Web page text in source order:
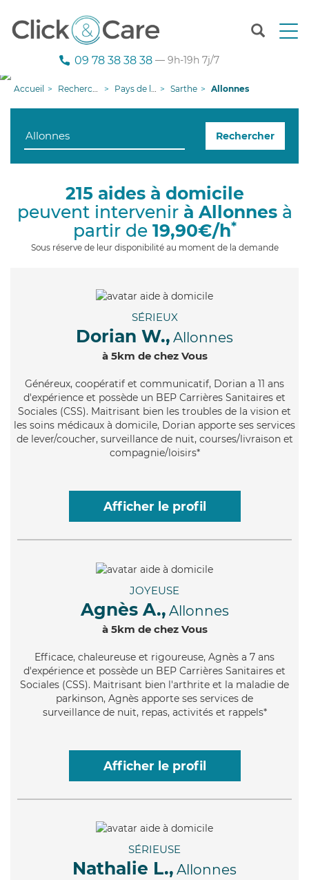
T
n
g
i
09 78 38 38 38 — 9h-19h 7j/7
Accueil Recherche aide à domicile Pays de la Loire Sarthe Allonnes
Rechercher
215 aides à domicile
peuvent intervenir à Allonnesà
partir de 19,90€/h*
Sous réserve de leur disponibilité au moment de la demande
SÉRIEUX
Dorian W., Allonnes
à 5km de chez Vous
Généreux, coopératif et communicatif, Dorian a 11 ans
d'expérience et possède un BEP Carrières Sanitaires et
Sociales (CSS). Maitrisant bien les troubles de la vision et
les soins médicaux à domicile, Dorian apporte ses services
de lever/coucher, surveillance de nuit, courses/livraison et
compagnie/loisirs*
Afficher le profil
JOYEUSE
Agnès A., Allonnes
à 5km de chez Vous
Efficace, chaleureuse et rigoureuse, Agnès a 7 ans
d'expérience et possède un BEP Carrières Sanitaires et
Sociales (CSS). Maitrisant bien l'arthrite et la maladie de
parkinson, Agnès apporte ses services de
surveillance de nuit, repas, activités et rappels*
Afficher le profil
SÉRIEUSE
Nathalie L., Allonnes